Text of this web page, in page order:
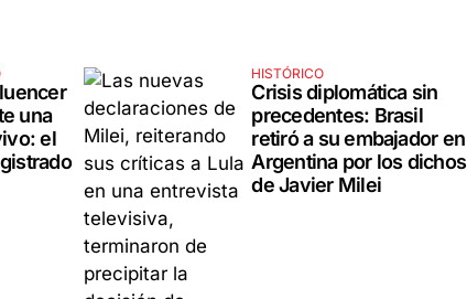
una
el
HISTÓRICO
Crisis diplomática sin
precedentes: Brasil
retiró a su embajador en
Argentina por los dichos
de Javier Milei